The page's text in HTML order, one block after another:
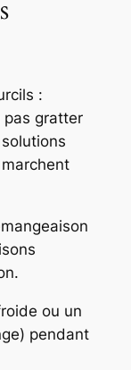
:
pas gratter
ou un
pendant